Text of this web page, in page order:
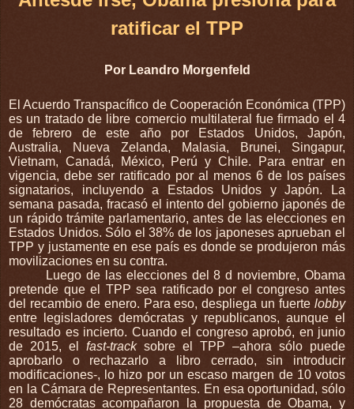
ratificar el TPP
Por Leandro Morgenfeld
El Acuerdo Transpacífico de Cooperación Económica (TPP)
es un tratado de libre comercio multilateral fue firmado el 4
de febrero de este año por Estados Unidos, Japón,
Australia, Nueva Zelanda, Malasia, Brunei, Singapur,
Vietnam, Canadá, México, Perú y Chile. Para entrar en
vigencia, debe ser ratificado por al menos 6 de los países
signatarios, incluyendo a Estados Unidos y Japón. La
semana pasada, fracasó el intento del gobierno japonés de
un rápido trámite parlamentario, antes de las elecciones en
Estados Unidos. Sólo el 38% de los japoneses aprueban el
TPP y justamente en ese país es donde se produjeron más
movilizaciones en su contra.
Luego de las elecciones del 8 d noviembre, Obama
pretende que el TPP sea ratificado por el congreso antes
del recambio de enero. Para eso, despliega un fuerte lobby
entre legisladores demócratas y republicanos, aunque el
resultado es incierto. Cuando el congreso aprobó, en junio
de 2015, el fast-tracksobre el TPP –ahora sólo puede
aprobarlo o rechazarlo a libro cerrado, sin introducir
modificaciones-, lo hizo por un escaso margen de 10 votos
en la Cámara de Representantes. En esa oportunidad, sólo
28 demócratas acompañaron la propuesta de Obama, y